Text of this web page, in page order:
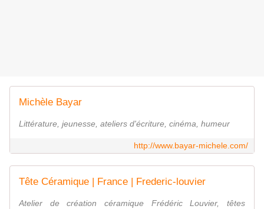
Michèle Bayar
Littérature, jeunesse, ateliers d'écriture, cinéma, humeur
http://www.bayar-michele.com/
Tête Céramique | France | Frederic-louvier
Atelier de création céramique Frédéric Louvier, têtes